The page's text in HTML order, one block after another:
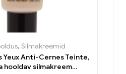
, Silmakreemid
Yeux Anti-Cernes Teinte,
hooldav silmakreem